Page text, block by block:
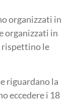
organizzati in
organizzati in
rispettino le
riguardano la
eccedere i 18